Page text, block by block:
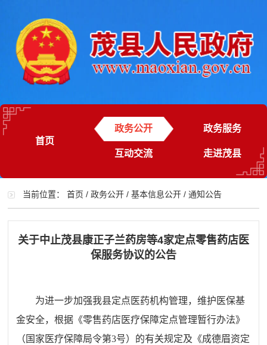
首页
政务公开 政务服务
互动交流 走进茂县
当前位置：首页 /政务公开 /基本信息公开 /通知公告
关于中止茂县康正子兰药房等4家定点零售药店医
保服务协议的公告
为进一步加强我县定点医药机构管理，维护医保基
金安全，根据《零售药店医疗保障定点管理暂行办法》
（国家医疗保障局令第3号）的有关规定及《成德眉资定